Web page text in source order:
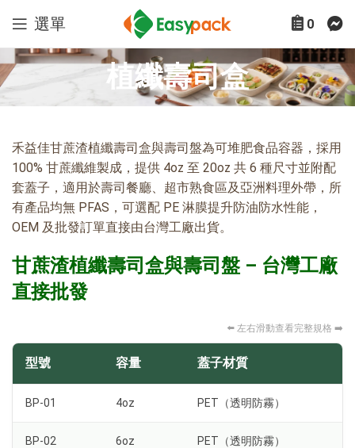
選單 0
植纖壽司盒
禾益佳甘蔗渣植纖壽司盒與壽司盤為可堆肥食品容器，採用
100% 甘蔗纖維製成，提供 4oz 至 20oz 共 6 種尺寸並附配
套蓋子，適用於壽司餐廳、超市熟食區及亞洲料理外帶，所
有產品均無 PFAS，可選配 PE 淋膜提升防油防水性能，
OEM 及批發訂單直接由台灣工廠出貨。
甘蔗渣植纖壽司盒與壽司盤 – 台灣工廠
直接批發
⬅️ 左右滑動查看完整規格 ➡️
型號 容量 蓋子材質
BP-01 4oz PET（透明防霧）
BP-02 6oz PET（透明防霧）